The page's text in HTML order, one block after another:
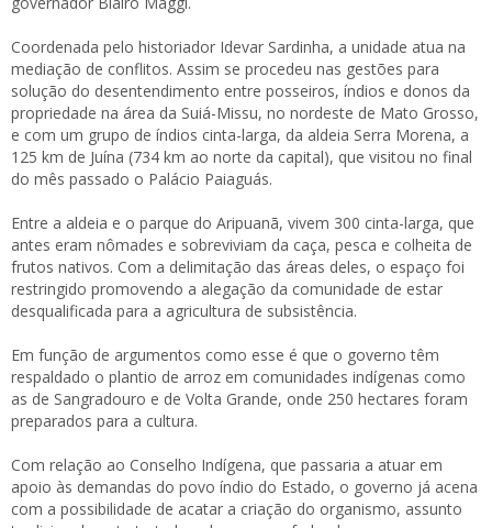
Coordenada pelo historiador Idevar Sardinha, a unidade atua na
mediação de conflitos. Assim se procedeu nas gestões para
solução do desentendimento entre posseiros, índios e donos da
propriedade na área da Suiá-Missu, no nordeste de Mato Grosso,
e com um grupo de índios cinta-larga, da aldeia Serra Morena, a
125 km de Juína (734 km ao norte da capital), que visitou no final
do mês passado o Palácio Paiaguás.
Entre a aldeia e o parque do Aripuanã, vivem 300 cinta-larga, que
antes eram nômades e sobreviviam da caça, pesca e colheita de
frutos nativos. Com a delimitação das áreas deles, o espaço foi
restringido promovendo a alegação da comunidade de estar
desqualificada para a agricultura de subsistência.
Em função de argumentos como esse é que o governo têm
respaldado o plantio de arroz em comunidades indígenas como
as de Sangradouro e de Volta Grande, onde 250 hectares foram
preparados para a cultura.
Com relação ao Conselho Indígena, que passaria a atuar em
apoio às demandas do povo índio do Estado, o governo já acena
com a possibilidade de acatar a criação do organismo, assunto